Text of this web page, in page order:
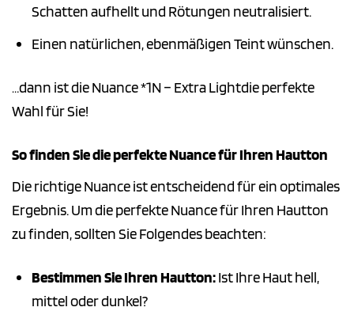
Schatten aufhellt und Rötungen neutralisiert.
Einen natürlichen, ebenmäßigen Teint wünschen.
…dann ist die Nuance *1N – Extra Lightdie perfekte
Wahl für Sie!
So finden Sie die perfekte Nuance für Ihren Hautton
Die richtige Nuance ist entscheidend für ein optimales
Ergebnis. Um die perfekte Nuance für Ihren Hautton
zu finden, sollten Sie Folgendes beachten:
Bestimmen Sie Ihren Hautton:Ist Ihre Haut hell,
mittel oder dunkel?